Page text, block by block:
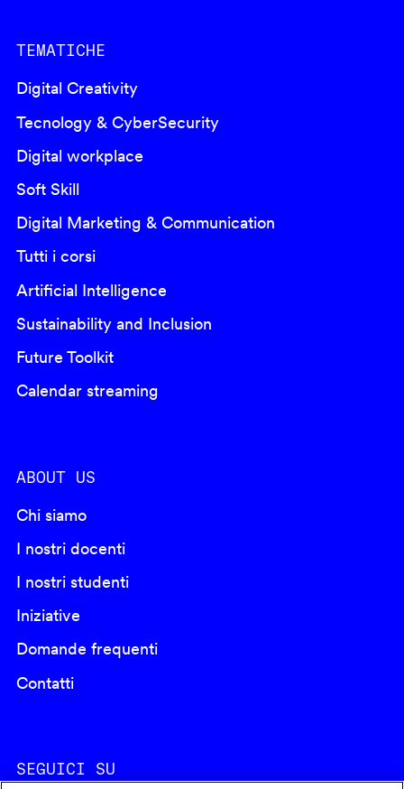
TEMATICHE
Digital Creativity
Tecnology & CyberSecurity
Digital workplace
Soft Skill
Digital Marketing & Communication
Tutti i corsi
Artificial Intelligence
Sustainability and Inclusion
Future Toolkit
Calendar streaming
ABOUT US
Chi siamo
I nostri docenti
I nostri studenti
Iniziative
Domande frequenti
Contatti
SEGUICI SU